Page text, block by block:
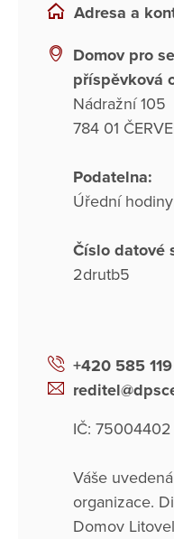
Adresa a
Domov pro
příspěvková
Nádražní 105
784 01
Podatelna:
Úřední
Číslo datové
2drutb5
+420 585 119
IČ: 75004402
Váše
organizace.
Domov